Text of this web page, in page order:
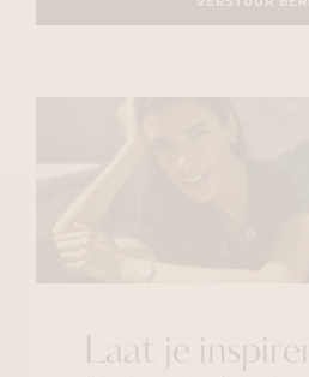
Laat je